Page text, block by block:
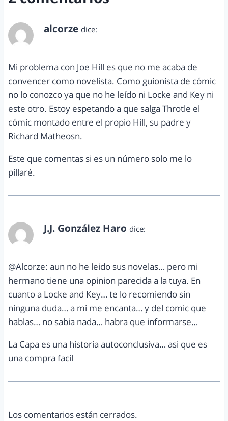
alcorze dice:
Mi problema con Joe Hill es que no me acaba de
convencer como novelista. Como guionista de cómic
no lo conozco ya que no he leído ni Locke and Key ni
este otro. Estoy espetando a que salga Throtle el
cómic montado entre el propio Hill, su padre y
Richard Matheosn.
Este que comentas si es un número solo me lo
pillaré.
J.J. González Haro dice:
@Alcorze: aun no he leido sus novelas… pero mi
hermano tiene una opinion parecida a la tuya. En
cuanto a Locke and Key… te lo recomiendo sin
ninguna duda… a mi me encanta… y del comic que
hablas… no sabia nada… habra que informarse…
La Capa es una historia autoconclusiva… asi que es
una compra facil
Los comentarios están cerrados.